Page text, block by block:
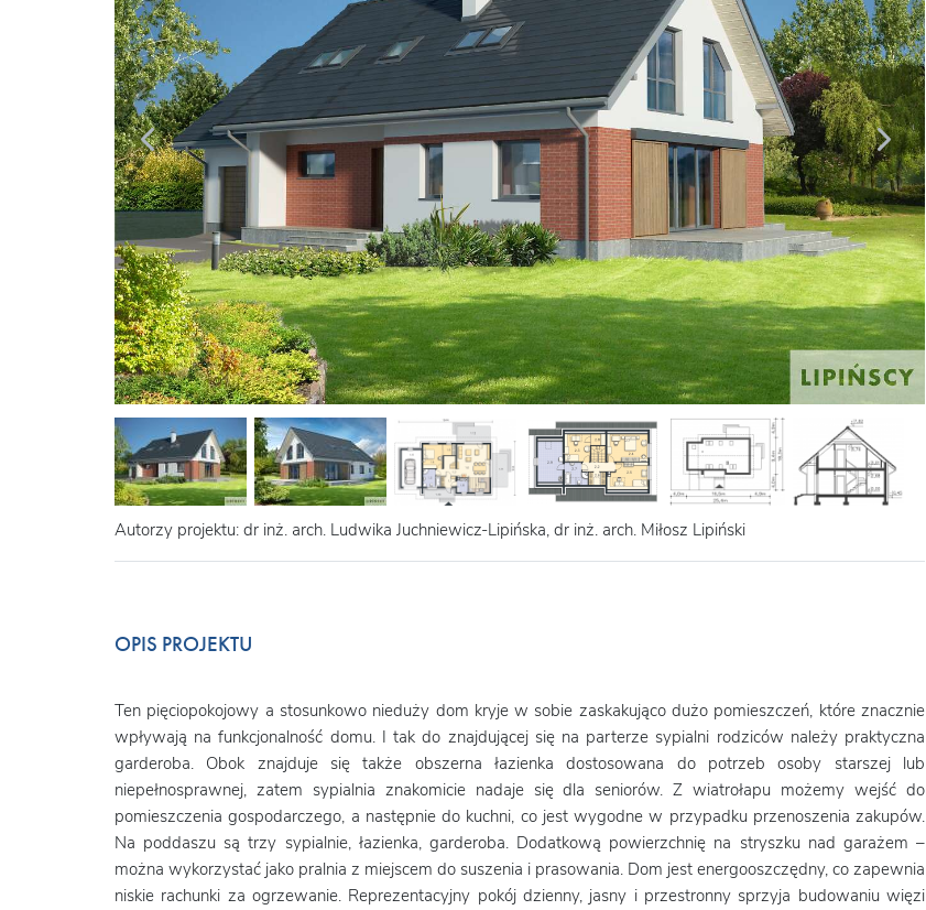
Autorzy projektu: dr inż. arch. Ludwika Juchniewicz-Lipińska, dr inż. arch. Miłosz Lipiński
OPIS PROJEKTU
Ten pięciopokojowy a stosunkowo nieduży dom kryje w sobie zaskakująco dużo pomieszczeń, które znacznie
wpływają na funkcjonalność domu. I tak do znajdującej się na parterze sypialni rodziców należy praktyczna
garderoba. Obok znajduje się także obszerna łazienka dostosowana do potrzeb osoby starszej lub
niepełnosprawnej, zatem sypialnia znakomicie nadaje się dla seniorów. Z wiatrołapu możemy wejść do
pomieszczenia gospodarczego, a następnie do kuchni, co jest wygodne w przypadku przenoszenia zakupów.
Na poddaszu są trzy sypialnie, łazienka, garderoba. Dodatkową powierzchnię na stryszku nad garażem –
można wykorzystać jako pralnia z miejscem do suszenia i prasowania. Dom jest energooszczędny, co zapewnia
niskie rachunki za ogrzewanie. Reprezentacyjny pokój dzienny, jasny i przestronny sprzyja budowaniu więzi